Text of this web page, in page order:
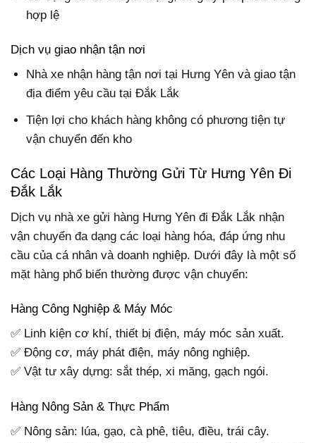
hợp lệ
Dịch vụ giao nhận tận nơi
Nhà xe nhận hàng tận nơi tại Hưng Yên và giao tận
địa điểm yêu cầu tại Đắk Lắk
Tiện lợi cho khách hàng không có phương tiện tự
vận chuyển đến kho
Các Loại Hàng Thường Gửi Từ Hưng Yên Đi
Đắk Lắk
Dịch vụ nhà xe gửi hàng Hưng Yên đi Đắk Lắk nhận
vận chuyển đa dạng các loại hàng hóa, đáp ứng nhu
cầu của cá nhân và doanh nghiệp. Dưới đây là một số
mặt hàng phổ biến thường được vận chuyển:
Hàng Công Nghiệp & Máy Móc
✅ Linh kiện cơ khí, thiết bị điện, máy móc sản xuất.
✅ Động cơ, máy phát điện, máy nông nghiệp.
✅ Vật tư xây dựng: sắt thép, xi măng, gạch ngói.
Hàng Nông Sản & Thực Phẩm
✅ Nông sản: lúa, gạo, cà phê, tiêu, điều, trái cây.